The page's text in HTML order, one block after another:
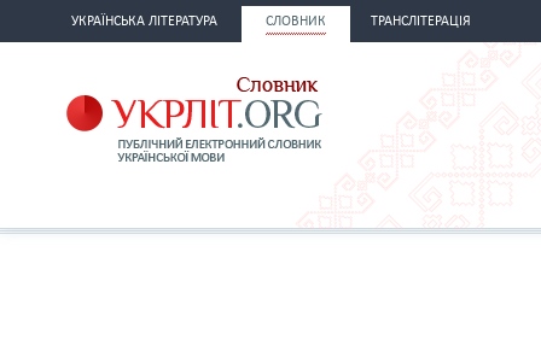
УКРАЇНСЬКА ЛІТЕРАТУРА СЛОВНИК ТРАНСЛІТЕРАЦІЯ